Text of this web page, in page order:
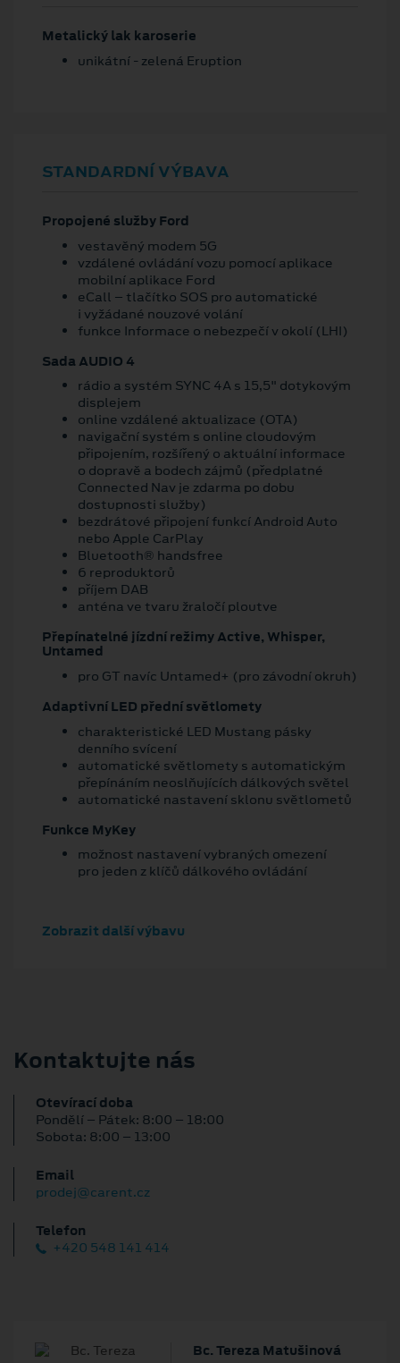
Metalický lak karoserie
unikátní - zelená Eruption
STANDARDNÍ VÝBAVA
Propojené služby Ford
vestavěný modem 5G
vzdálené ovládání vozu pomocí aplikace
mobilní aplikace Ford
eCall – tlačítko SOS pro automatické
i vyžádané nouzové volání
funkce Informace o nebezpečí v okolí (LHI)
Sada AUDIO 4
rádio a systém SYNC 4A s 15,5" dotykovým
displejem
online vzdálené aktualizace (OTA)
navigační systém s online cloudovým
připojením, rozšířený o aktuální informace
o dopravě a bodech zájmů (předplatné
Connected Nav je zdarma po dobu
dostupnosti služby)
bezdrátové připojení funkcí Android Auto
nebo Apple CarPlay
Bluetooth® handsfree
6 reproduktorů
příjem DAB
anténa ve tvaru žraločí ploutve
Přepínatelné jízdní režimy Active, Whisper,
Untamed
pro GT navíc Untamed+ (pro závodní okruh)
Adaptivní LED přední světlomety
charakteristické LED Mustang pásky
denního svícení
automatické světlomety s automatickým
přepínáním neoslňujících dálkových světel
automatické nastavení sklonu světlometů
Funkce MyKey
možnost nastavení vybraných omezení
pro jeden z klíčů dálkového ovládání
Zobrazit další výbavu
Kontaktujte nás
Otevírací doba
Pondělí – Pátek: 8:00 – 18:00
Sobota: 8:00 – 13:00
Email
prodej@carent.cz
Telefon
+420 548 141 414
Bc. Tereza Matušinová